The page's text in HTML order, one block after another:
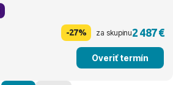
-27% za skupinu2 487 €
Overiť termín